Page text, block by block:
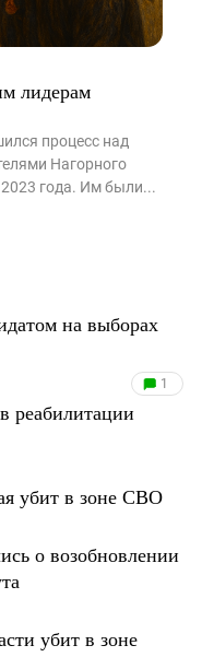
лидерам
процесс над
Нагорного
года. Им были...
на выборах
1
реабилитации
убит в зоне СВО
о возобновлении
убит в зоне